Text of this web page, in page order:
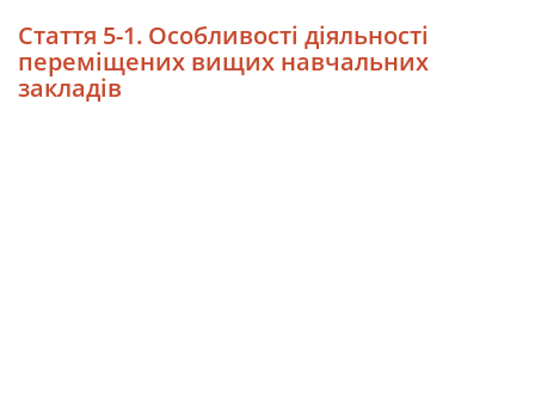
Стаття 5-1. Особливості діяльності
переміщених вищих навчальних
закладів